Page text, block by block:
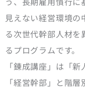
見えない経営環境
る次世代幹部人材
るプログラムです。
「錬成講座」は「
「経営幹部」と階層